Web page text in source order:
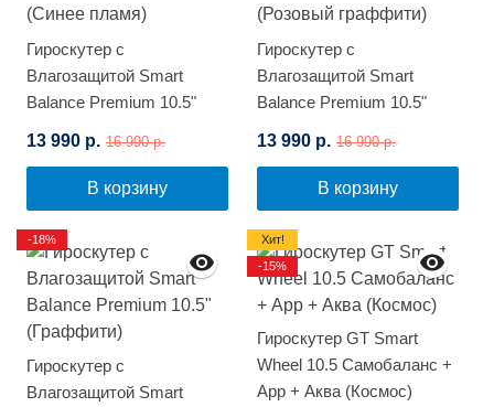
Гироскутер с
Влагозащитой Smart
Balance Premium 10.5"
(Синее пламя)
13 990 р. 16 990 р.
В корзину
Гироскутер с
Влагозащитой Smart
Balance Premium 10.5"
(Розовый граффити)
13 990 р. 16 990 р.
В корзину
Гироскутер с
Влагозащитой Smart
-18%
Гироскутер GT Smart
Wheel 10.5 Самобаланс +
App + Аква (Космос)
Хит!
-15%